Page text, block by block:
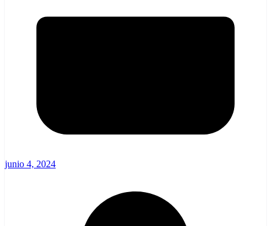
junio 4, 2024